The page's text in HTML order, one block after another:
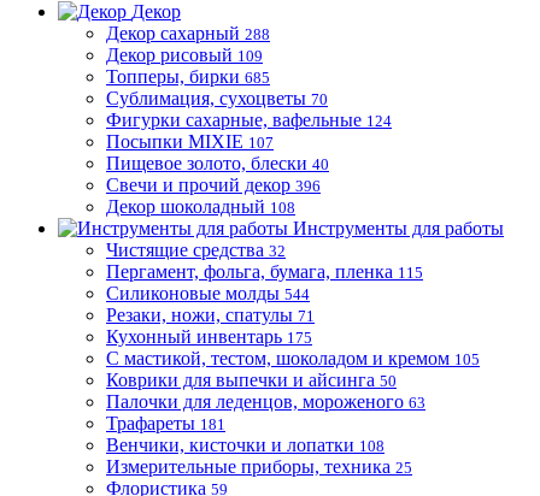
Декор
Декор сахарный 288
Декор рисовый 109
Топперы, бирки 685
Сублимация, сухоцветы 70
Фигурки сахарные, вафельные 124
Посыпки MIXIE 107
Пищевое золото, блески 40
Свечи и прочий декор 396
Декор шоколадный 108
Инструменты для работы
Чистящие средства 32
Пергамент, фольга, бумага, пленка 115
Силиконовые молды 544
Резаки, ножи, спатулы 71
Кухонный инвентарь 175
С мастикой, тестом, шоколадом и кремом 105
Коврики для выпечки и айсинга 50
Палочки для леденцов, мороженого 63
Трафареты 181
Венчики, кисточки и лопатки 108
Измерительные приборы, техника 25
Флористика 59